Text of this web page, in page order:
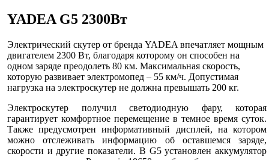
YADEA G5 2300Вт
Электрический скутер от бренда YADEA впечатляет мощным
двигателем 2300 Вт, благодаря которому он способен на
одном заряде преодолеть 80 км. Максимальная скорость,
которую развивает электромопед – 55 км/ч. Допустимая
нагрузка на электроскутер не должна превышать 200 кг.
Электроскутер получил светодиодную фару, которая
гарантирует комфортное перемещение в темное время суток.
Также предусмотрен информативный дисплей, на котором
можно отслеживать информацию об оставшемся заряде,
скорости и другие показатели. В G5 установлен аккумулятор